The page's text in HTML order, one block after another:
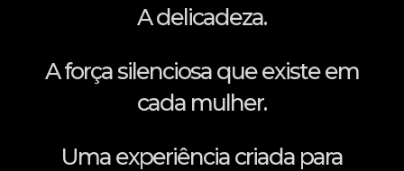
A delicadeza.
A força silenciosa que existe em
cada mulher.
Uma experiência criada para